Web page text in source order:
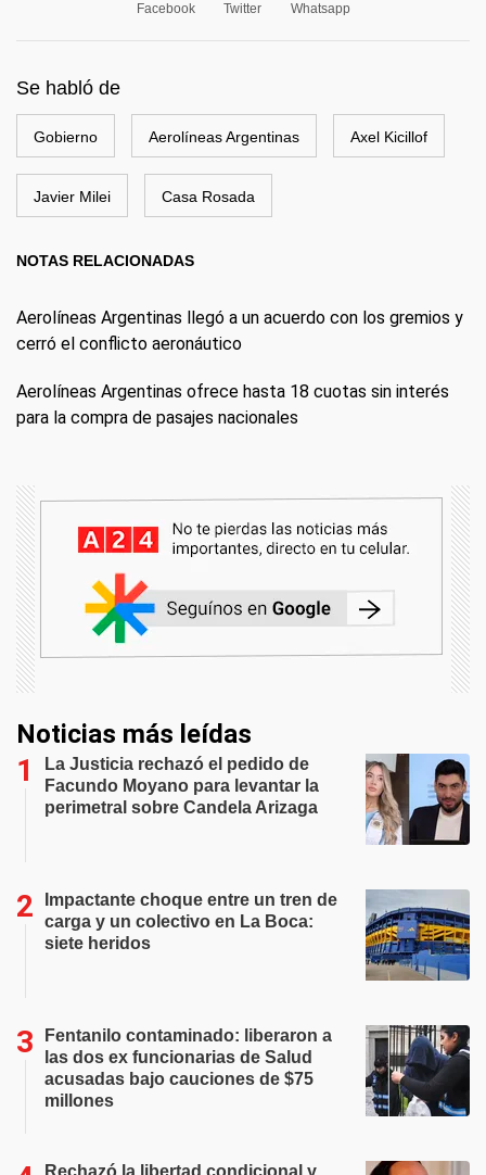
Facebook Twitter Whatsapp
Se habló de
Gobierno Aerolíneas Argentinas Axel Kicillof
Javier Milei Casa Rosada
NOTAS RELACIONADAS
Aerolíneas Argentinas llegó a un acuerdo con los gremios y
cerró el conflicto aeronáutico
Aerolíneas Argentinas ofrece hasta 18 cuotas sin interés
para la compra de pasajes nacionales
Noticias más leídas
La Justicia rechazó el pedido de
Facundo Moyano para levantar la
perimetral sobre Candela Arizaga
Impactante choque entre un tren de
carga y un colectivo en La Boca:
siete heridos
Fentanilo contaminado: liberaron a
las dos ex funcionarias de Salud
acusadas bajo cauciones de $75
millones
Rechazó la libertad condicional y